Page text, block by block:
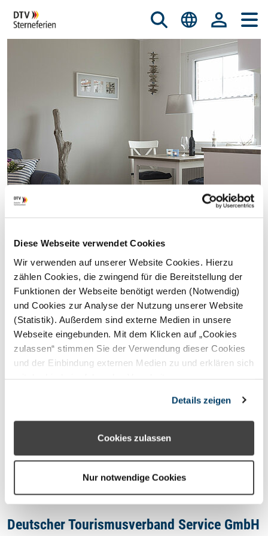
Diese Webseite verwendet Cookies
Wir verwenden auf unserer Website Cookies. Hierzu
zählen Cookies, die zwingend für die Bereitstellung der
Funktionen der Webseite benötigt werden (Notwendig)
und Cookies zur Analyse der Nutzung unserer Website
(Statistik). Außerdem sind externe Medien in unsere
Webseite eingebunden. Mit dem Klicken auf „Cookies
zulassen“ stimmen Sie der Verwendung dieser Cookies
und der Einbindung externen Medien zu und erklären sich
können Sie über die Schaltfläche „Nur notwendige
Cookies“ ohne die Erklärung einer Einwilligung fortfahren.
In diesem Fall werden nur notwendige Cookies
den Cookie- Einstellungen widerrufen oder ändern.
Details zeigen
Cookies zulassen
Nur notwendige Cookies
© istockphoto.com/nicky39
STERNEFERIEN REGION
Oops, an error occurred! Code:
20260808040852770d56c0
Deutscher Tourismusverband Service GmbH
Datenschutzhinweis